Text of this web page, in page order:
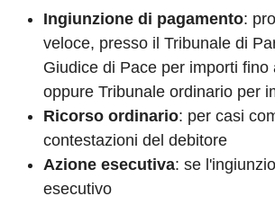
Ingiunzione di pagamento:
veloce, presso il Tribunale di
Giudice di Pace per importi fino
oppure Tribunale ordinario per
Ricorso ordinario: per casi
contestazioni del debitore
Azione esecutiva: se
esecutivo